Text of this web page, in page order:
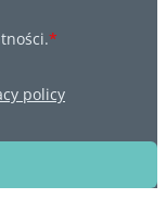
*
policy